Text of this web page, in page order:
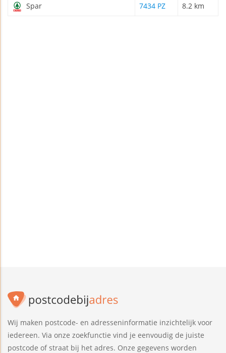
Spar 7434 PZ 8.2 km
Wij maken postcode- en adresseninformatie inzichtelijk voor
iedereen. Via onze zoekfunctie vind je eenvoudig de juiste
postcode of straat bij het adres. Onze gegevens worden